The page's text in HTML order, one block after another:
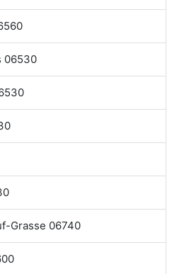
06530
Grasse 06740